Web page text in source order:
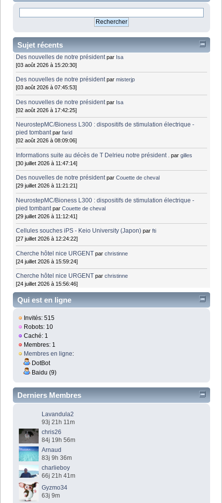
Sujet récents
Des nouvelles de notre président par Isa
[03 août 2026 à 15:20:30]
Des nouvelles de notre président parmisterjp
[03 août 2026 à 07:45:53]
Des nouvelles de notre président par Isa
[02 août 2026 à 17:42:25]
NeurostepMC/Bioness L300 : dispositifs de stimulation électrique -
pied tombant parfarid
[02 août 2026 à 08:09:06]
Informations suite au décès de T Delrieu notre président . pargilles
[30 juillet 2026 à 11:47:14]
Des nouvelles de notre président parCouette de cheval
[29 juillet 2026 à 11:21:21]
NeurostepMC/Bioness L300 : dispositifs de stimulation électrique -
pied tombant parCouette de cheval
[29 juillet 2026 à 11:12:41]
Cellules souches iPS - Keio University (Japon) parfti
[27 juillet 2026 à 12:24:22]
Cherche hôtel nice URGENT parchristinne
[24 juillet 2026 à 15:59:24]
Cherche hôtel nice URGENT parchristinne
[24 juillet 2026 à 15:56:46]
Qui est en ligne
Invités: 515
Robots: 10
Caché: 1
Membres: 1
Membres en ligne:
DotBot
Baidu (9)
Derniers Membres
Lavandula2
93j 21h 11m
chris26
84j 19h 56m
Arnaud
83j 9h 36m
charlieboy
66j 21h 41m
Gyzmo34
63j 9m